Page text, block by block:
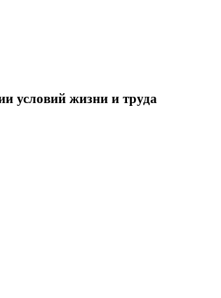
условий жизни и труда